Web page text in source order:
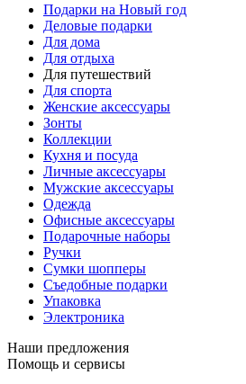
Подарки на Новый год
Деловые подарки
Для дома
Для отдыха
Для путешествий
Для спорта
Женские аксессуары
Зонты
Коллекции
Кухня и посуда
Личные аксессуары
Мужские аксессуары
Одежда
Офисные аксессуары
Подарочные наборы
Ручки
Сумки шопперы
Съедобные подарки
Упаковка
Электроника
Наши предложения
Помощь и сервисы